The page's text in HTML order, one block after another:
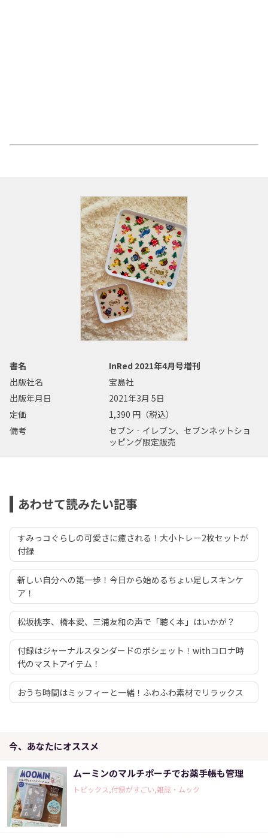
書名
InRed 2021年4月号増刊
出版社名
宝島社
出版年月日
2021年3月 5日
定価
1,390 円（税込）
備考
セブン‐イレブン、セブンネットショ
ッピング限定販売
あわせて読みたい記事
すみっコぐらしの可愛さに癒される！大小トレー2枚セットが
付録
新しい自分への第一歩！今日から始めるちょい足しスキンケ
ア！
松坂桃李、橋本愛、三浦友和の声で「聴く本」はいかが？
付録はジャーナルスタンダードのポシェット！withコロナ時
代のマストアイテム！
おうち時間はミッフィーと一緒！ふわふわ素材でリラックス
今、あなたにオススメ
ムーミンのマルチポーチでお薬手帳も管理
トピックス,付録がすごい,雑誌・ムック